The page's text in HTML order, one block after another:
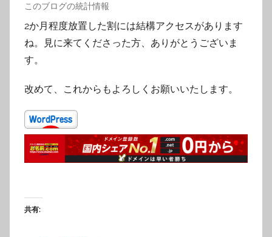
このブログの統計情報
2か月程度放置した割には結構アクセスがあります
ね。見に来てくださった方、ありがとうございま
す。
改めて、これからもよろしくお願いいたします。
共有: